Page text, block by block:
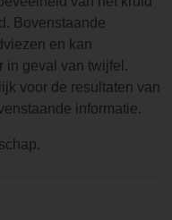
Bovenstaande
en kan
in geval van twijfel.
voor de resultaten van
informatie.